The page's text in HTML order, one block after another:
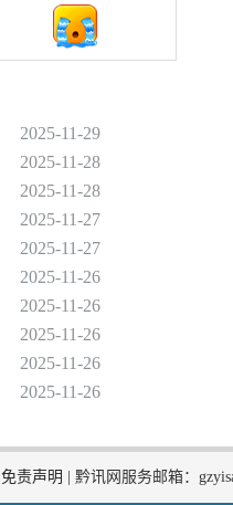
2025-11-29
2025-11-28
2025-11-28
2025-11-27
2025-11-27
2025-11-26
2025-11-26
2025-11-26
2025-11-26
2025-11-26
免责声明 黔讯网服务邮箱：